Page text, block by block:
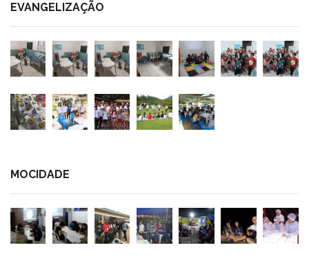
EVANGELIZAÇÃO
MOCIDADE